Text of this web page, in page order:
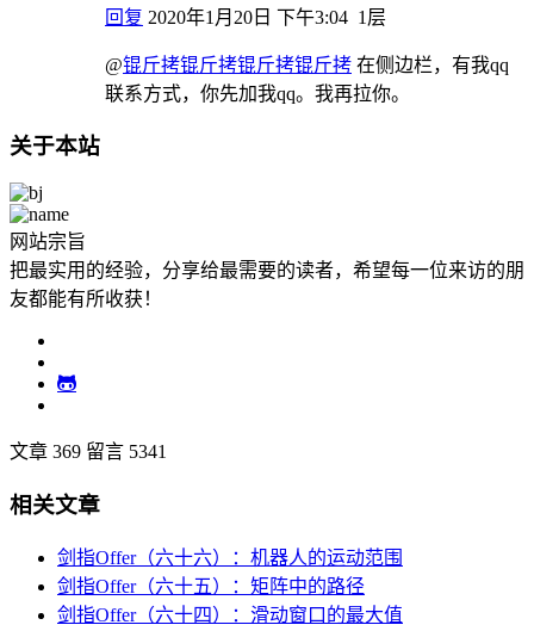
回复 2020年1月20日 下午3:04 1层
@锟斤拷锟斤拷锟斤拷锟斤拷 在侧边栏，有我qq
联系方式，你先加我qq。我再拉你。
关于本站
网站宗旨
把最实用的经验，分享给最需要的读者，希望每一位来访的朋
友都能有所收获！
文章 369 留言 5341
相关文章
剑指Offer（六十六）：机器人的运动范围
剑指Offer（六十五）：矩阵中的路径
剑指Offer（六十四）：滑动窗口的最大值